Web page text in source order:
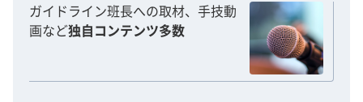
ガイドライン班長への取材、手技動
画など独自コンテンツ多数